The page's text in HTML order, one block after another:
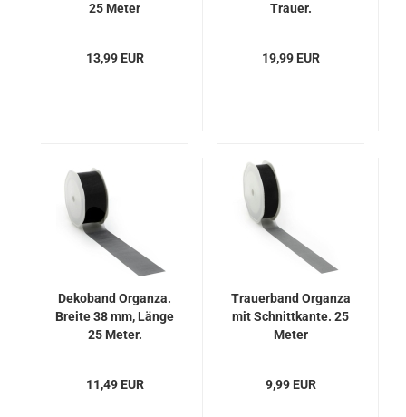
25 Meter
13,99 EUR
Trauer.
19,99 EUR
Dekoband Organza.
Breite 38 mm, Länge
25 Meter.
11,49 EUR
Trauerband Organza
mit Schnittkante. 25
Meter
9,99 EUR